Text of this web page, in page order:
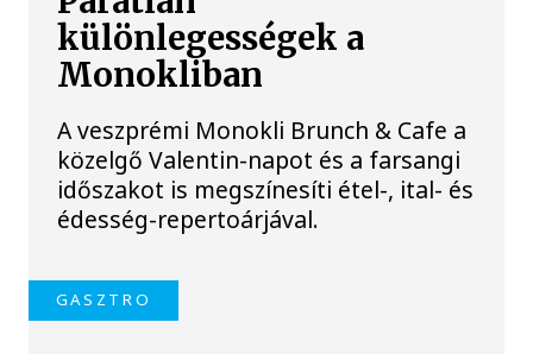
különlegességek a
Monokliban
A veszprémi Monokli Brunch & Cafe a
közelgő Valentin-napot és a farsangi
időszakot is megszínesíti étel-, ital- és
édesség-repertoárjával.
GASZTRO